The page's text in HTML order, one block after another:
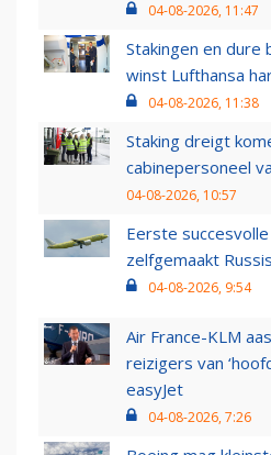
04-08-2026, 11:47
Stakingen en dure
winst Lufthansa
04-08-2026, 11:38
Staking dreigt
cabinepersoneel
04-08-2026, 10:57
Eerste
zelfgemaakt
04-08-2026, 9:54
Air France-KLM
reizigers van
easyJet
04-08-2026, 7:26